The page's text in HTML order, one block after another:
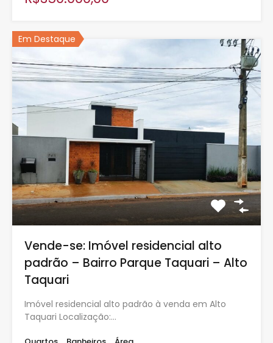
Em Destaque
Vende-se: Imóvel residencial alto
padrão – Bairro Parque Taquari – Alto
Taquari
Imóvel residencial alto padrão à venda em Alto
Taquari Localização:…